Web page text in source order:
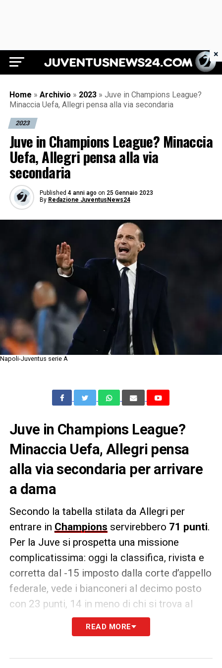
Juventus News 24
Home » Archivio » 2023 » Juve in Champions League?
Minaccia Uefa, Allegri pensa alla via secondaria
2023
Juve in Champions League? Minaccia
Uefa, Allegri pensa alla via
secondaria
Published 4 anni ago on 25 Gennaio 2023
By Redazione JuventusNews24
Napoli-Juventus serie A
Juve in Champions League?
Minaccia Uefa, Allegri pensa
alla via secondaria per arrivare
a dama
Secondo la tabella stilata da Allegri per
entrare in Champions servirebbero 71 punti.
Per la Juve si prospetta una missione
complicatissima: oggi la classifica, rivista e
corretta dal -15 imposto dalla corte d’appello
federale, vede i bianconeri al decimo posto
con 23 punti, 14 in meno di chi si trova al
quarto posto con 37 punti. Alla
servirebbe un girone di ritorno a ritmo
restano 57 punti, per toccare la quota
READ MORE
×